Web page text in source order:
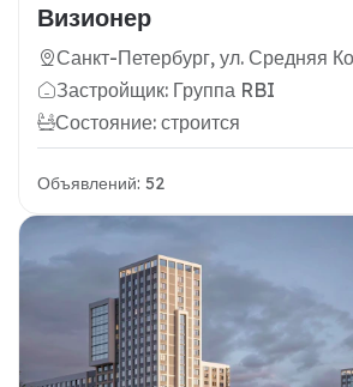
Визионер
Санкт-Петербург, ул. Средняя
Застройщик: Группа RBI
Состояние: строится
Объявлений: 52